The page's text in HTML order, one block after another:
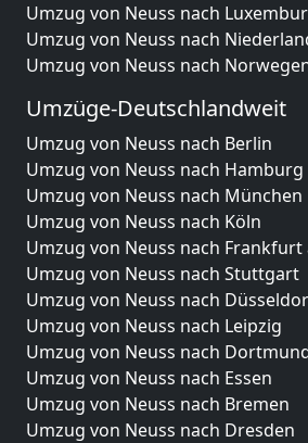
Umzug von Neuss nach
Umzug von Neuss nach
Umzug von Neuss nach
Umzüge-Deutschlandweit
Umzug von Neuss nach Berlin
Umzug von Neuss nach Hamburg
Umzug von Neuss nach München
Umzug von Neuss nach Köln
Umzug von Neuss nach Frankfurt
Umzug von Neuss nach Stuttgart
Umzug von Neuss nach
Umzug von Neuss nach Leipzig
Umzug von Neuss nach
Umzug von Neuss nach Essen
Umzug von Neuss nach Bremen
Umzug von Neuss nach Dresden